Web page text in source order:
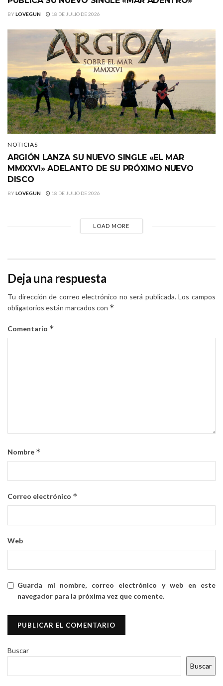
BYLOVEGUN 18 DE JULIO DE 2026
NOTICIAS
ARGIÓN LANZA SU NUEVO SINGLE «EL MAR
MMXXVI» ADELANTO DE SU PRÓXIMO NUEVO
DISCO
BYLOVEGUN 18 DE JULIO DE 2026
LOAD MORE
Deja una respuesta
Tu dirección de correo electrónico no será publicada. Los campos
obligatorios están marcados con *
Comentario *
Nombre *
Correo electrónico *
Web
Guarda mi nombre, correo electrónico y web en este
navegador para la próxima vez que comente.
Buscar
Buscar